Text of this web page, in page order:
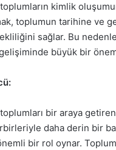
kimlik
toplumun tarihine ve
sağlar. Bu
büyük bir
toplumları bir araya
daha derin bir bağ
bir rol oynar.